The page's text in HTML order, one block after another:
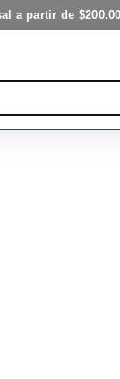
a partir de